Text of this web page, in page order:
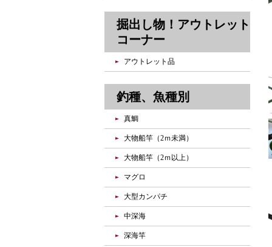
掘出し物！アウトレット
コーナー
アウトレット品
釣種、魚種別
真鯛
大物船竿（2ｍ未満）
大物船竿（2ｍ以上）
マグロ
大型カンパチ
中深海
深海竿